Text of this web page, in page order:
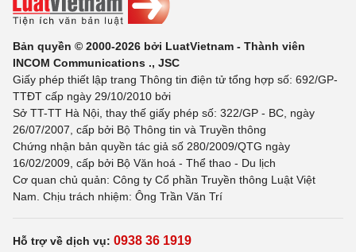
Bản quyền © 2000-2026 bởi LuatVietnam - Thành viên
INCOM Communications ., JSC
Giấy phép thiết lập trang Thông tin điện tử tổng hợp số: 692/GP-
TTĐT cấp ngày 29/10/2010 bởi
Sở TT-TT Hà Nội, thay thế giấy phép số: 322/GP - BC, ngày
26/07/2007, cấp bởi Bộ Thông tin và Truyền thông
Chứng nhận bản quyền tác giả số 280/2009/QTG ngày
16/02/2009, cấp bởi Bộ Văn hoá - Thể thao - Du lịch
Cơ quan chủ quản: Công ty Cổ phần Truyền thông Luật Việt
Nam. Chịu trách nhiệm: Ông Trần Văn Trí
Hỗ trợ về dịch vụ: 0938 36 1919